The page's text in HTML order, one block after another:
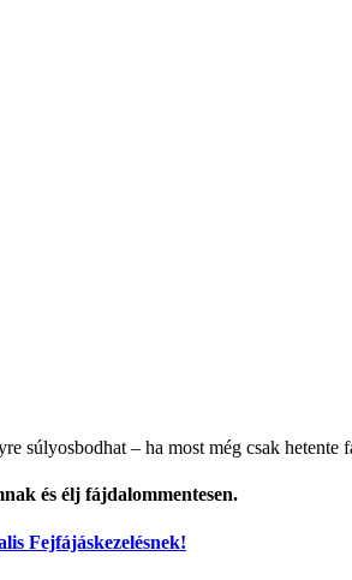
súlyosbodhat – ha most még csak
és élj fájdalommentesen.
Fejfájáskezelésnek!